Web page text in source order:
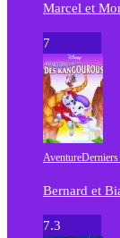
Marcel et
7
Aventure
Bernard et
7.3